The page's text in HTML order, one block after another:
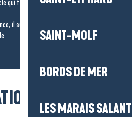
SAINT-MOLF
BORDS DE MER
LES MARAIS
qui fait le tour duParc Naturel Régional de
il suit la Loire depuis sa source et trouve
UTILES